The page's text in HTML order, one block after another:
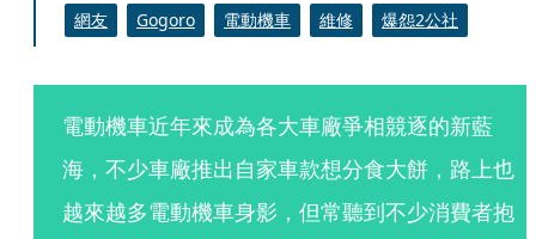
網友 Gogoro 電動機車 維修 爆怨2公社
電動機車近年來成為各大車廠爭相競逐的新藍
海，不少車廠推出自家車款想分食大餅，路上也
越來越多電動機車身影，但常聽到不少消費者抱